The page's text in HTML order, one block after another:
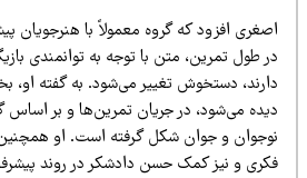
افزود که گروه معمولاً با هنرجویان پیشرفته
طول تمرین، متن با توجه به توانمندی
دستخوش تغییر می‌شود. به گفته او، بخشی
می‌شود، در جریان تمرین‌ها و بر اساس
و جوان شکل گرفته است. او همچنین از
و نیز کمک حسن دادشکر در روند پیشرفت